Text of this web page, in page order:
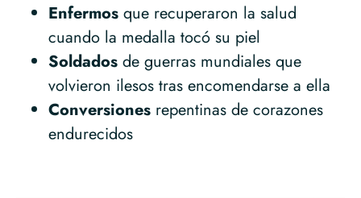
Enfermos que recuperaron la salud
cuando la medalla tocó su piel
Soldados de guerras mundiales que
volvieron ilesos tras encomendarse a ella
Conversiones repentinas de corazones
endurecidos